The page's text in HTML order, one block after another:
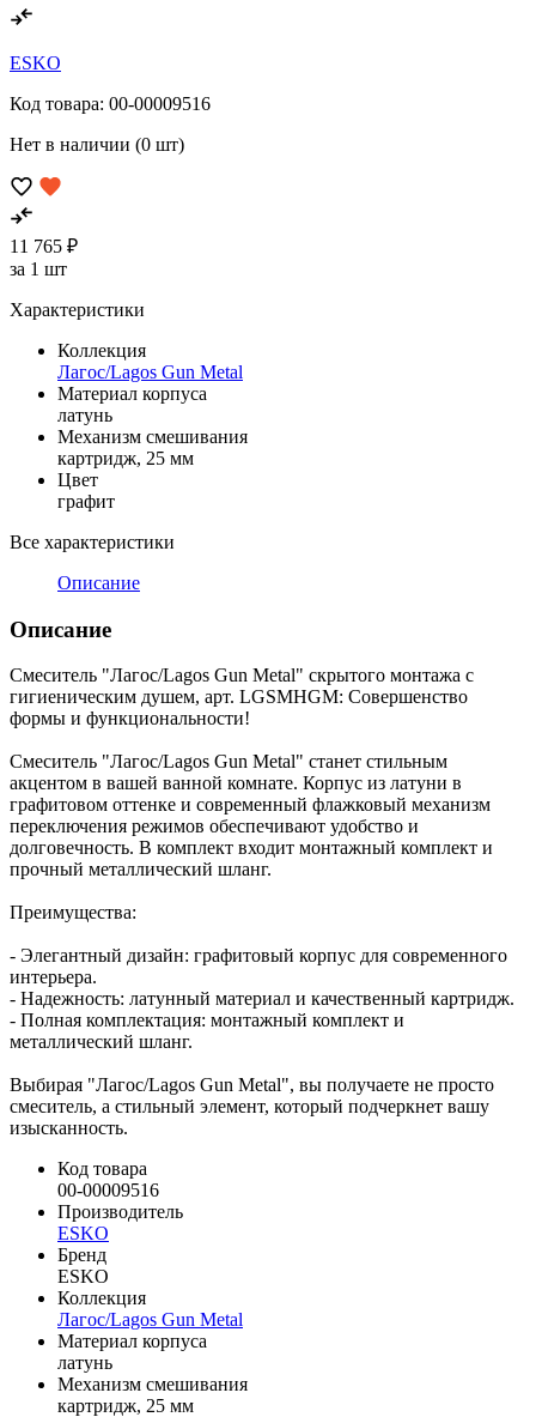
ESKO
Код товара: 00-00009516
Нет в наличии (0 шт)
11 765 ₽
за 1 шт
Характеристики
Коллекция
Лагос/Lagos Gun Metal
Материал корпуса
латунь
Механизм смешивания
картридж, 25 мм
Цвет
графит
Все характеристики
Описание
Описание
Смеситель "Лагос/Lagos Gun Metal" скрытого монтажа с
гигиеническим душем, арт. LGSMHGM: Совершенство
формы и функциональности!
Смеситель "Лагос/Lagos Gun Metal" станет стильным
акцентом в вашей ванной комнате. Корпус из латуни в
графитовом оттенке и современный флажковый механизм
переключения режимов обеспечивают удобство и
долговечность. В комплект входит монтажный комплект и
прочный металлический шланг.
Преимущества:
- Элегантный дизайн: графитовый корпус для современного
интерьера.
- Надежность: латунный материал и качественный картридж.
- Полная комплектация: монтажный комплект и
металлический шланг.
Выбирая "Лагос/Lagos Gun Metal", вы получаете не просто
смеситель, а стильный элемент, который подчеркнет вашу
изысканность.
Код товара
00-00009516
Производитель
ESKO
Бренд
ESKO
Коллекция
Лагос/Lagos Gun Metal
Материал корпуса
латунь
Механизм смешивания
картридж, 25 мм